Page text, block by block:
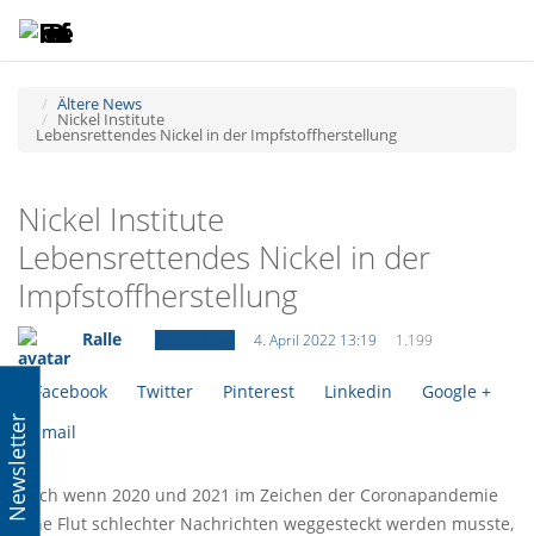
Ältere News
Nickel Institute
Lebensrettendes Nickel in der Impfstoffherstellung
Nickel Institute
Lebensrettendes Nickel in der
Impfstoffherstellung
Ralle 4. April 2022 13:19 1.199
Facebook Twitter Pinterest Linkedin
Google +
Email
Auch wenn 2020 und 2021 im Zeichen der Coronapandemie
eine Flut schlechter Nachrichten weggesteckt werden musste,
Newsletter